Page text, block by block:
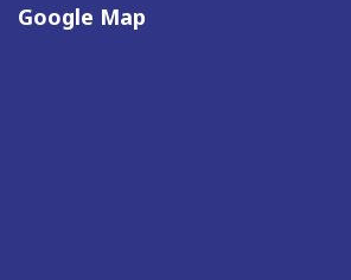
Google Map